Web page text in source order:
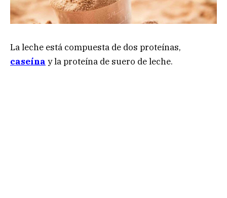
La leche está compuesta de dos proteínas,
caseína y la proteína de suero de leche.